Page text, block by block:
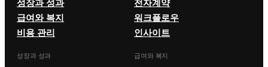
성장과 성과
급여와 복지
비용 관리
전자계약
워크플로우
인사이트
성장과 성과 급여와 복지